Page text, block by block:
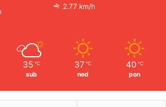
2.77 km/h
35 ℃
sub
37 ℃
ned
40 ℃
pon